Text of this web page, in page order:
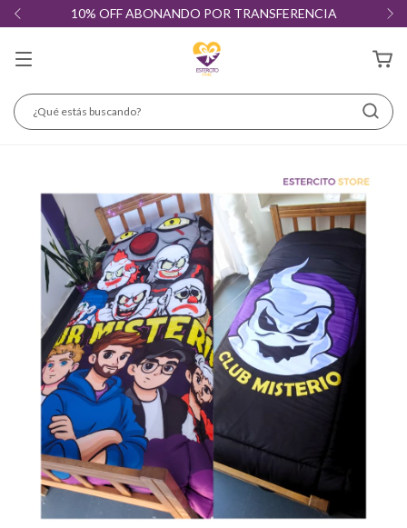
10% OFF ABONANDO POR TRANSFERENCIA